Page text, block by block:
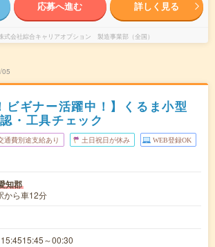
応募へ進む 詳しく見る
式会社綜合キャリアオプション 製造事業部（全国）
05
ビギナー活躍中！】くるま小型
・工具チェック
通費別途支給あり 土日祝日が休み WEB登録OK
知郡
から車12分
～00:30